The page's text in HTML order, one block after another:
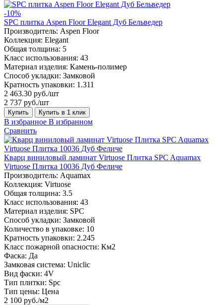
-10%
SPC плитка Aspen Floor Elegant Дуб Бельведер
Производитель: Aspen Floor
Коллекция: Elegant
Общая толщина: 5
Класс использования: 43
Материал изделия: Камень-полимер
Способ укладки: Замковой
Кратность упаковки: 1.311
2 463.30 руб./шт
2 737 руб./шт
Купить Купить в 1 клик
В избранное В избранном
Сравнить
Кварц виниловый ламинат Virtuose Плитка SPC Aquamax
Virtuose Плитка 10036 Дуб Феличе
Производитель: Aquamax
Коллекция: Virtuose
Общая толщина: 3.5
Класс использования: 43
Материал изделия: SPC
Способ укладки: Замковой
Количество в упаковке: 10
Кратность упаковки: 2.245
Класс пожарной опасности: Км2
Фаска: Да
Замковая система: Uniclic
Вид фаски: 4V
Тип плитки: Spc
Тип цены: Цена
2 100 руб./м2